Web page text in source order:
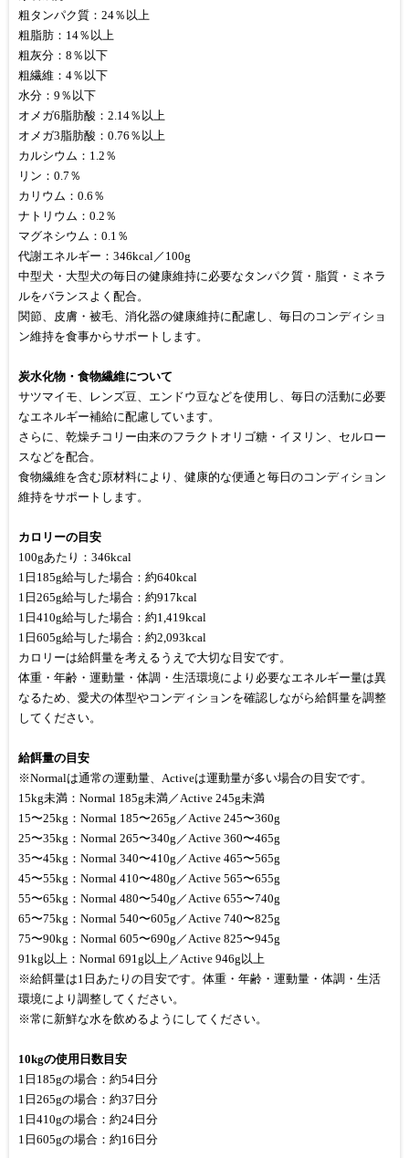
粗タンパク質：24％以上
粗脂肪：14％以上
粗灰分：8％以下
粗繊維：4％以下
水分：9％以下
オメガ6脂肪酸：2.14％以上
オメガ3脂肪酸：0.76％以上
カルシウム：1.2％
リン：0.7％
カリウム：0.6％
ナトリウム：0.2％
マグネシウム：0.1％
代謝エネルギー：346kcal／100g
中型犬・大型犬の毎日の健康維持に必要なタンパク質・脂質・ミネラ
ルをバランスよく配合。
関節、皮膚・被毛、消化器の健康維持に配慮し、毎日のコンディショ
ン維持を食事からサポートします。
炭水化物・食物繊維について
サツマイモ、レンズ豆、エンドウ豆などを使用し、毎日の活動に必要
なエネルギー補給に配慮しています。
さらに、乾燥チコリー由来のフラクトオリゴ糖・イヌリン、セルロー
スなどを配合。
食物繊維を含む原材料により、健康的な便通と毎日のコンディション
維持をサポートします。
カロリーの目安
100gあたり：346kcal
1日185g給与した場合：約640kcal
1日265g給与した場合：約917kcal
1日410g給与した場合：約1,419kcal
1日605g給与した場合：約2,093kcal
カロリーは給餌量を考えるうえで大切な目安です。
体重・年齢・運動量・体調・生活環境により必要なエネルギー量は異
なるため、愛犬の体型やコンディションを確認しながら給餌量を調整
してください。
給餌量の目安
※Normalは通常の運動量、Activeは運動量が多い場合の目安です。
15kg未満：Normal 185g未満／Active 245g未満
15〜25kg：Normal 185〜265g／Active 245〜360g
25〜35kg：Normal 265〜340g／Active 360〜465g
35〜45kg：Normal 340〜410g／Active 465〜565g
45〜55kg：Normal 410〜480g／Active 565〜655g
55〜65kg：Normal 480〜540g／Active 655〜740g
65〜75kg：Normal 540〜605g／Active 740〜825g
75〜90kg：Normal 605〜690g／Active 825〜945g
91kg以上：Normal 691g以上／Active 946g以上
※給餌量は1日あたりの目安です。体重・年齢・運動量・体調・生活
環境により調整してください。
※常に新鮮な水を飲めるようにしてください。
10kgの使用日数目安
1日185gの場合：約54日分
1日265gの場合：約37日分
1日410gの場合：約24日分
1日605gの場合：約16日分